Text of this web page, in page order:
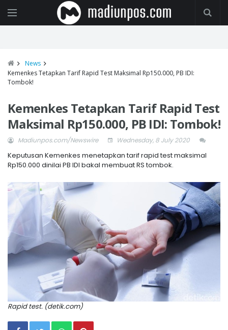
News
Kemenkes Tetapkan Tarif Rapid Test Maksimal Rp150.000, PB IDI:
Tombok!
Kemenkes Tetapkan Tarif Rapid Test
Maksimal Rp150.000, PB IDI: Tombok!
Madiunpos.com/Newswire Wednesday, 8 July 2020
Keputusan Kemenkes menetapkan tarif rapid test maksimal
Rp150.000 dinilai PB IDI bakal membuat RS tombok.
Rapid test. (detik.com)